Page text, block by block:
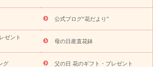
集 当日配達特急便 お祝い商品一覧
祝い 退院祝い・快気祝い
ペットのお祝いフラワー
公式ブログ“花だより”
ゼント
母の日産直花鉢
グ 父の日 花のギフト・プレゼント